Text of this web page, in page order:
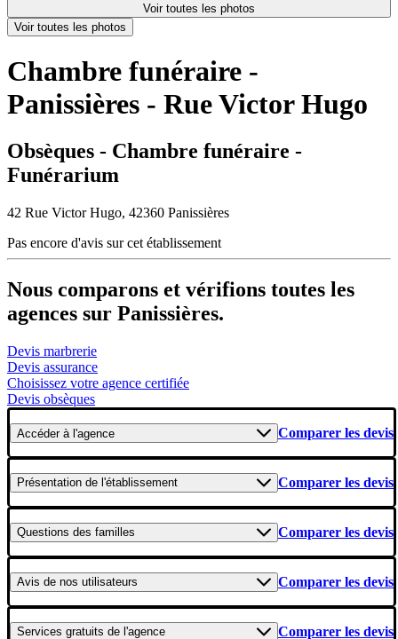
Voir toutes les photos
Voir toutes les photos
Chambre funéraire -
Panissières - Rue Victor Hugo
Obsèques - Chambre funéraire -
Funérarium
42 Rue Victor Hugo, 42360 Panissières
Pas encore d'avis sur cet établissement
Nous comparons et vérifions toutes les
agences sur Panissières.
Devis marbrerie
Devis assurance
Choisissez votre agence certifiée
Devis obsèques
Accéderà l'agence Comparer les devis
Présentation de l'établissement Comparer les devis
Questions des familles Comparer les devis
Avis de nos utilisateurs Comparer les devis
Services gratuits de l'agence Comparer les devis